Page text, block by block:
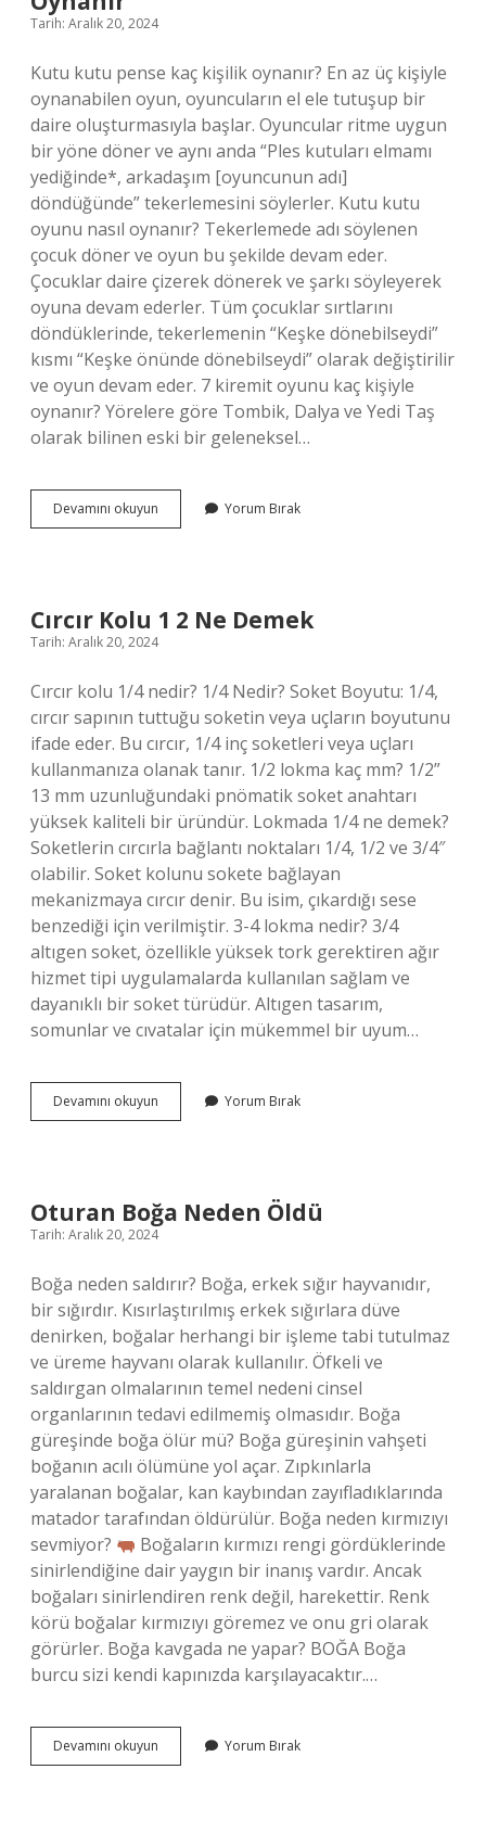
Tarih: Aralık 20, 2024
Kutu kutu pense kaç kişilik oynanır? En az üç kişiyle
oynanabilen oyun, oyuncuların el ele tutuşup bir
daire oluşturmasıyla başlar. Oyuncular ritme uygun
bir yöne döner ve aynı anda “Ples kutuları elmamı
yediğinde*, arkadaşım [oyuncunun adı]
döndüğünde” tekerlemesini söylerler. Kutu kutu
oyunu nasıl oynanır? Tekerlemede adı söylenen
çocuk döner ve oyun bu şekilde devam eder.
Çocuklar daire çizerek dönerek ve şarkı söyleyerek
oyuna devam ederler. Tüm çocuklar sırtlarını
döndüklerinde, tekerlemenin “Keşke dönebilseydi”
kısmı “Keşke önünde dönebilseydi” olarak değiştirilir
ve oyun devam eder. 7 kiremit oyunu kaç kişiyle
oynanır? Yörelere göre Tombik, Dalya ve Yedi Taş
olarak bilinen eski bir geleneksel…
Devamını okuyun
Kutu
Yorum Bırak
Cırcır Kolu 1 2 Ne Demek
Tarih: Aralık 20, 2024
Cırcır kolu 1/4 nedir? 1/4 Nedir? Soket Boyutu: 1/4,
cırcır sapının tuttuğu soketin veya uçların boyutunu
ifade eder. Bu cırcır, 1/4 inç soketleri veya uçları
kullanmanıza olanak tanır. 1/2 lokma kaç mm? 1/2”
13 mm uzunluğundaki pnömatik soket anahtarı
yüksek kaliteli bir üründür. Lokmada 1/4 ne demek?
Soketlerin cırcırla bağlantı noktaları 1/4, 1/2 ve 3/4″
olabilir. Soket kolunu sokete bağlayan
mekanizmaya cırcır denir. Bu isim, çıkardığı sese
benzediği için verilmiştir. 3-4 lokma nedir? 3/4
altıgen soket, özellikle yüksek tork gerektiren ağır
hizmet tipi uygulamalarda kullanılan sağlam ve
dayanıklı bir soket türüdür. Altıgen tasarım,
somunlar ve cıvatalar için mükemmel bir uyum…
Devamını okuyun
Kolu
Yorum Bırak
Oturan Boğa Neden Öldü
Tarih: Aralık 20, 2024
Boğa neden saldırır? Boğa, erkek sığır hayvanıdır,
bir sığırdır. Kısırlaştırılmış erkek sığırlara düve
denirken, boğalar herhangi bir işleme tabi tutulmaz
ve üreme hayvanı olarak kullanılır. Öfkeli ve
saldırgan olmalarının temel nedeni cinsel
organlarının tedavi edilmemiş olmasıdır. Boğa
güreşinde boğa ölür mü? Boğa güreşinin vahşeti
boğanın acılı ölümüne yol açar. Zıpkınlarla
yaralanan boğalar, kan kaybından zayıfladıklarında
matador tarafından öldürülür. Boğa neden kırmızıyı
sevmiyor?
Boğaların kırmızı rengi gördüklerinde
sinirlendiğine dair yaygın bir inanış vardır. Ancak
boğaları sinirlendiren renk değil, harekettir. Renk
körü boğalar kırmızıyı göremez ve onu gri olarak
görürler. Boğa kavgada ne yapar? BOĞA Boğa
burcu sizi kendi kapınızda karşılayacaktır.…
Devamını okuyun
Boğa
Yorum Bırak